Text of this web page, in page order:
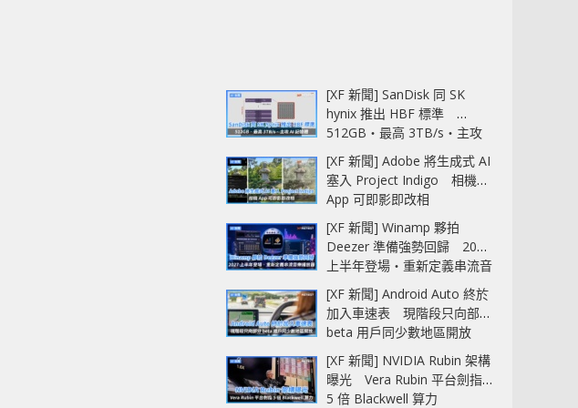
[XF 新聞] SanDisk 同 SK
hynix 推出 HBF 標準
512GB‧最高 3TB/s‧主攻
AI 記憶體
[XF 新聞] Adobe 將生成式 AI
塞入 Project Indigo 相機
App 可即影即改相
[XF 新聞] Winamp 夥拍
Deezer 準備強勢回歸 2027
上半年登場‧重新定義串流音
樂播放器
[XF 新聞] Android Auto 終於
加入車速表 現階段只向部分
beta 用戶同少數地區開放
[XF 新聞] NVIDIA Rubin 架構
曝光 Vera Rubin 平台劍指
5 倍 Blackwell 算力